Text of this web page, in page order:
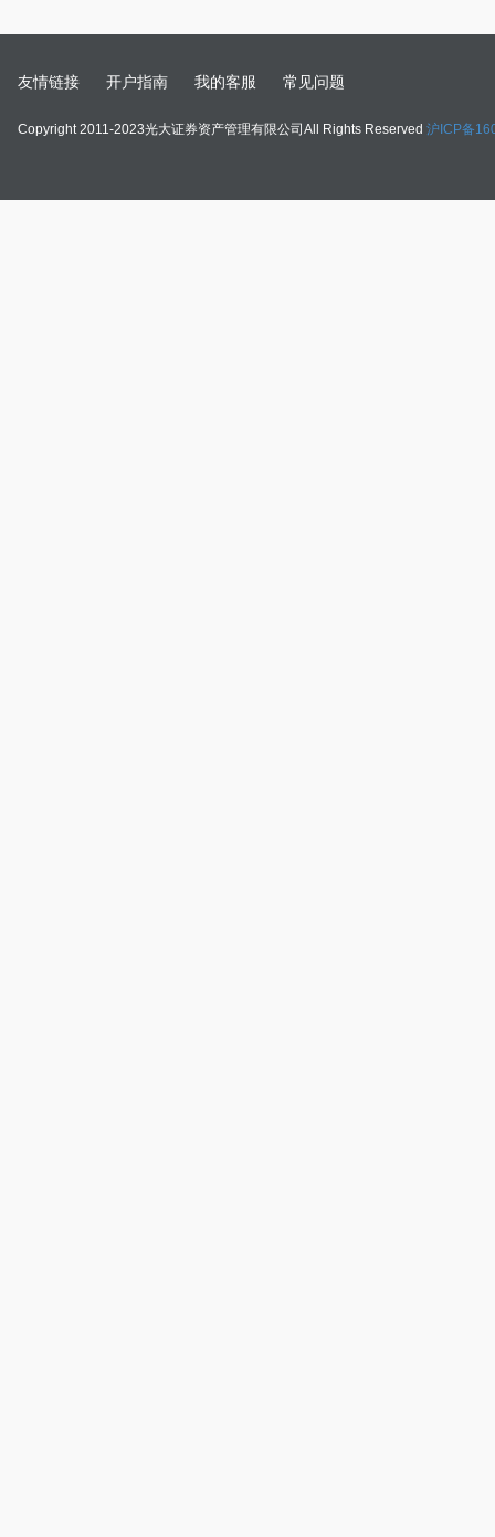
友情链接 开户指南 我的客服 常见问题
Copyright 2011-2023光大证券资产管理有限公司All Rights Reserved 沪ICP备